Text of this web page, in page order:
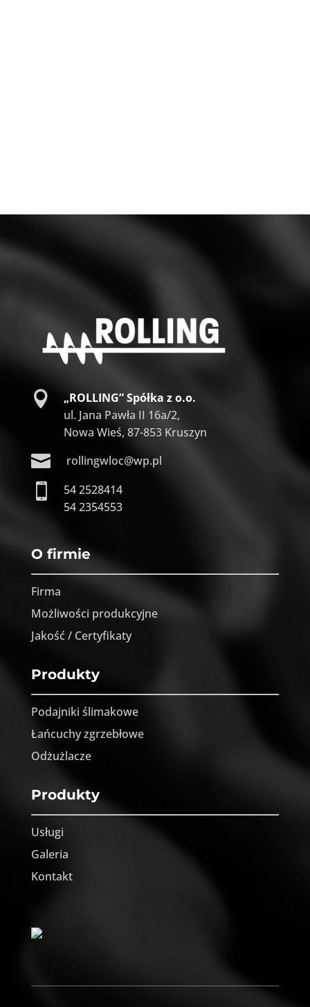

„ROLLING” Spółka z o.o.
ul. Jana Pawła II 16a/2,
Nowa Wieś, 87-853 Kruszyn
 rollingwloc@wp.pl

54 2528414
54 2354553
O firmie
Firma
Możliwości produkcyjne
Jakość / Certyfikaty
Produkty
Podajniki ślimakowe
Łańcuchy zgrzebłowe
Odżużlacze
Produkty
Usługi
Galeria
Kontakt